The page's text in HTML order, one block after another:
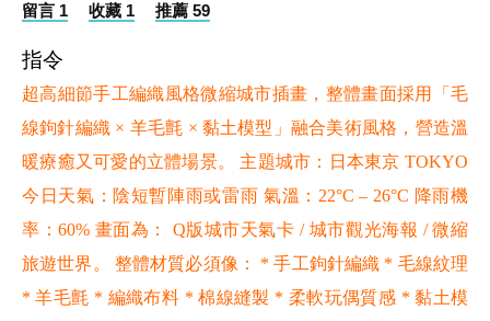
留言 1 收藏 1 推薦 59
指令
超高細節手工編織風格微縮城市插畫，整體畫面採用「毛
線鉤針編織 × 羊毛氈 × 黏土模型」融合美術風格，營造溫
暖療癒又可愛的立體場景。 主題城市：日本東京 TOKYO
今日天氣：陰短暫陣雨或雷雨 氣溫：22°C – 26°C 降雨機
率：60% 畫面為： Q版城市天氣卡 / 城市觀光海報 / 微縮
旅遊世界。 整體材質必須像： * 手工鉤針編織 * 毛線紋理
* 羊毛氈 * 編織布料 * 棉線縫製 * 柔軟玩偶質感 * 黏土模